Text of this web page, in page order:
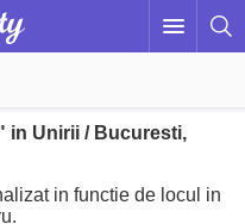
in Unirii / Bucuresti,
in functie de locul in